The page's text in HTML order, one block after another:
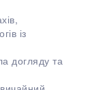
із
догляду та